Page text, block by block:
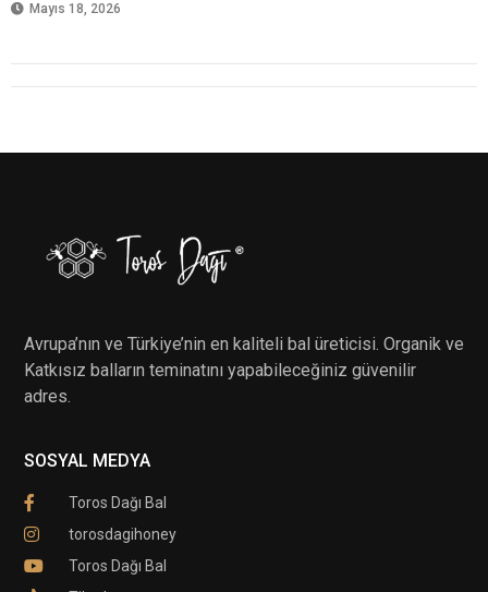
Mayıs 18, 2026
Avrupa’nın ve Türkiye’nin en kaliteli bal üreticisi. Organik ve
Katkısız balların teminatını yapabileceğiniz güvenilir
adres.
SOSYAL MEDYA
Toros Dağı Bal
torosdagihoney
Toros Dağı Bal